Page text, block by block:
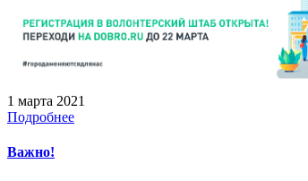
1 марта 2021
Подробнее
Важно!